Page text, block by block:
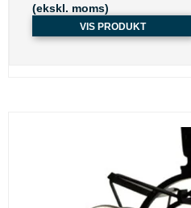
(ekskl. moms)
VIS PRODUKT